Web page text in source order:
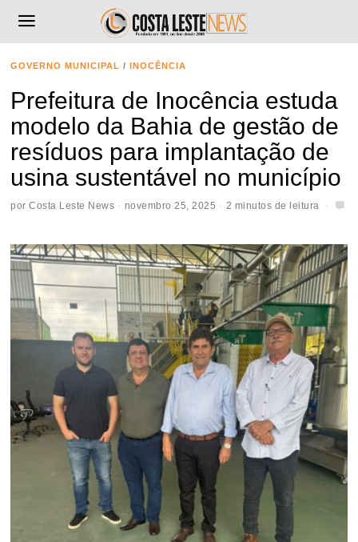
GOVERNO MUNICIPAL / INOCÊNCIA
Prefeitura de Inocência estuda
modelo da Bahia de gestão de
resíduos para implantação de
usina sustentável no município
porCosta Leste News novembro 25, 2025 2 minutos de leitura